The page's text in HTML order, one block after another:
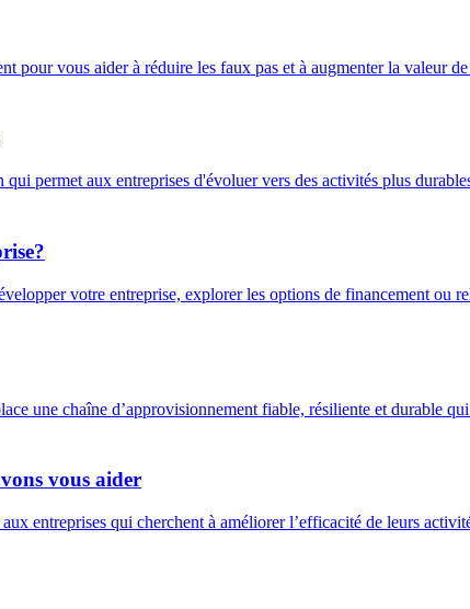
pour vous aider à réduire les faux pas et à augmenter la valeur
permet aux entreprises d'évoluer vers des activités plus
votre entreprise, explorer les options de financement ou
une chaîne d’approvisionnement fiable, résiliente et durable
vous aider
entreprises qui cherchent à améliorer l’efficacité de leurs